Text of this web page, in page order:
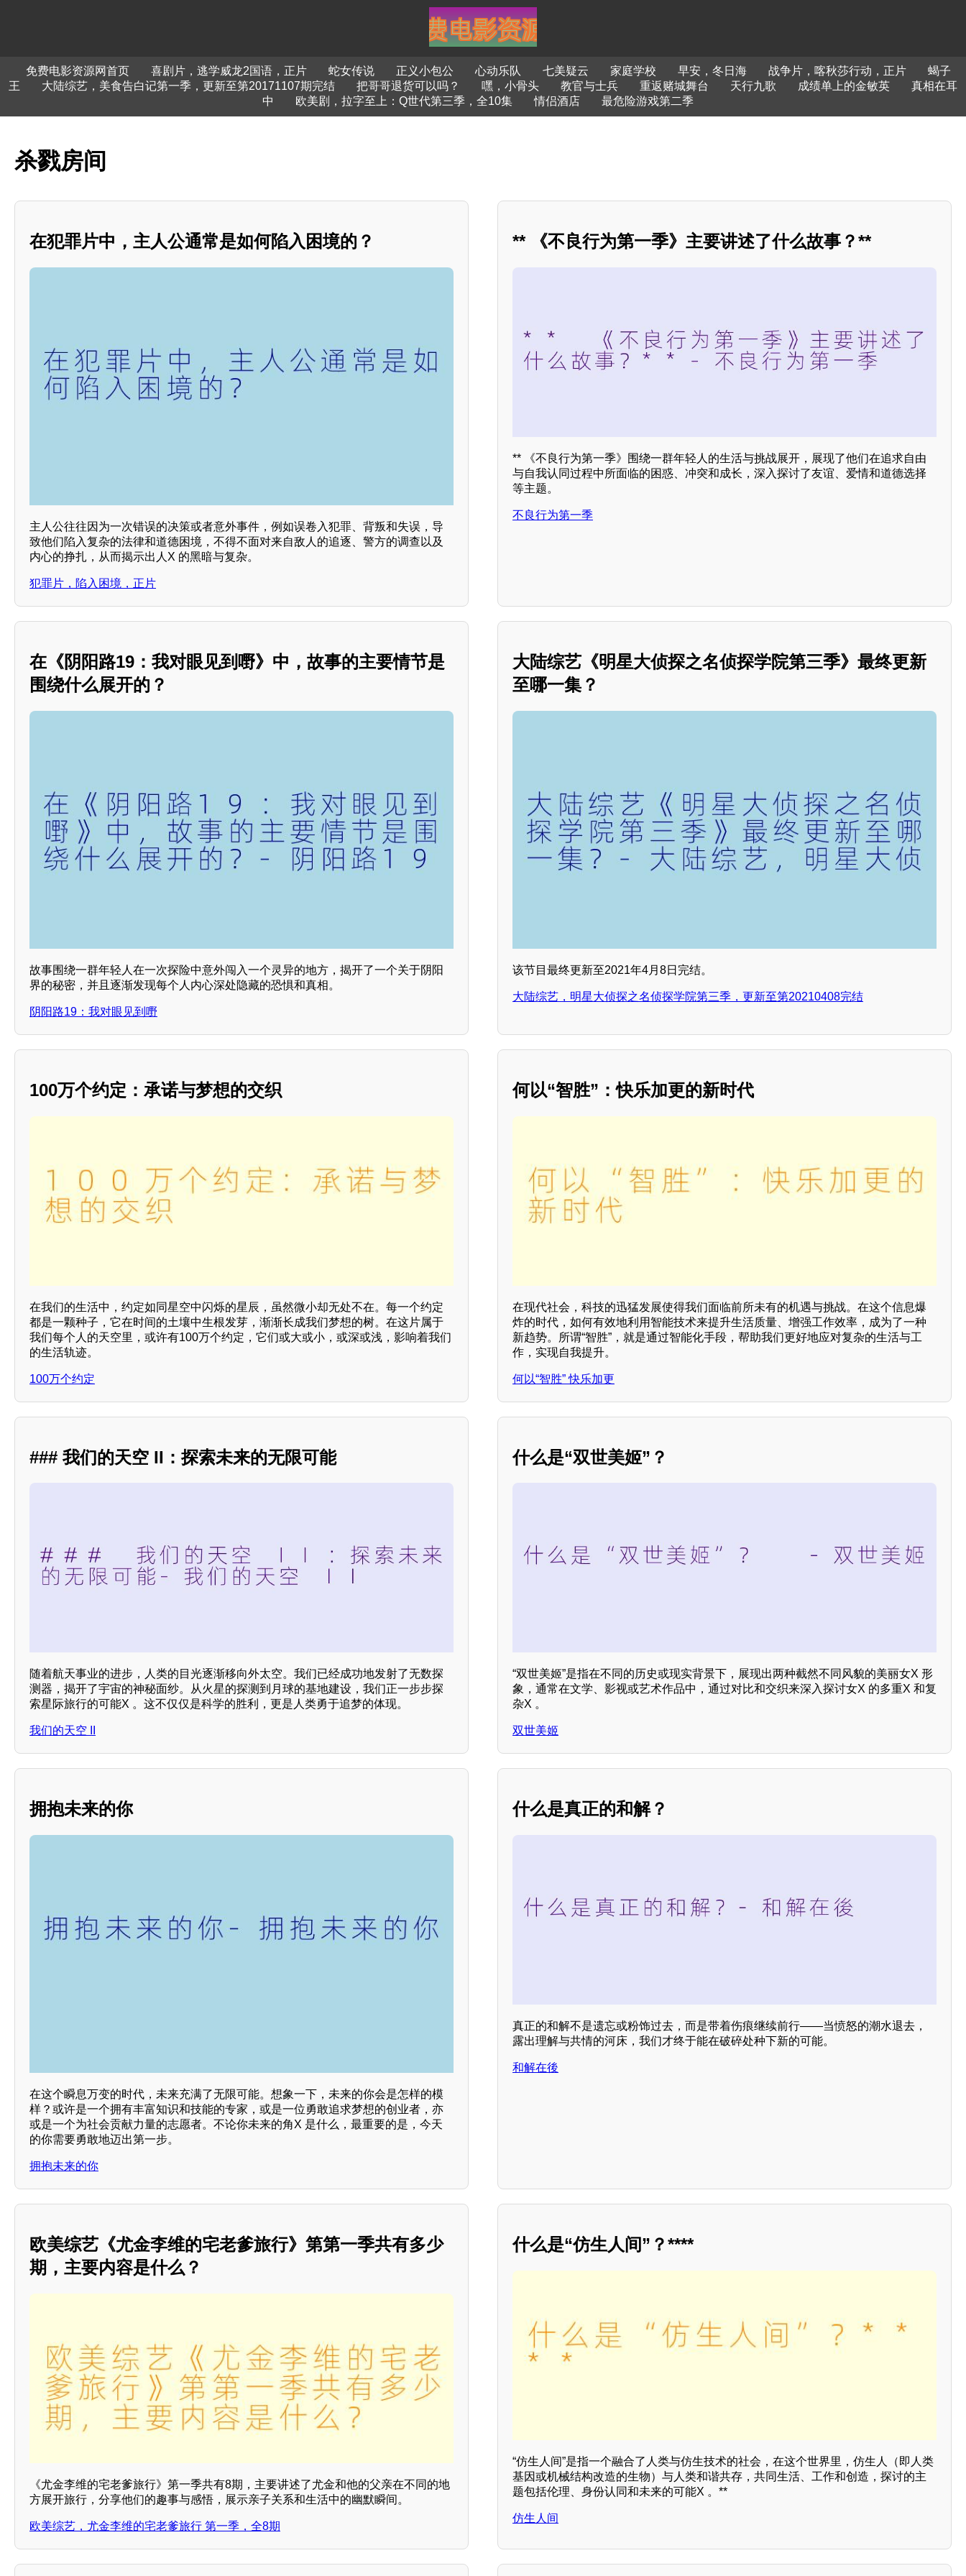
免费电影资源网首页 喜剧片，逃学威龙2国语，正片 蛇女传说 正义小包公 心动乐队 七美疑云 家庭学校 早安，冬日海 战争片，喀秋莎行动，正片
蝎子
王
大陆综艺，美食告白记第一季，更新至第20171107期完结 把哥哥退货可以吗？ 嘿，小骨头 教官与士兵 重返赌城舞台 天行九歌 成绩单上的金敏英
真相在耳
中
欧美剧，拉字至上：Q世代第三季，全10集 情侣酒店 最危险游戏第二季
杀戮房间
在犯罪片中，主人公通常是如何陷入困境的？
主人公往往因为一次错误的决策或者意外事件，例如误卷入犯罪、背叛和失误，导
致他们陷入复杂的法律和道德困境，不得不面对来自敌人的追逐、警方的调查以及
内心的挣扎，从而揭示出人X 的黑暗与复杂。
犯罪片，陷入困境，正片
** 《不良行为第一季》主要讲述了什么故事？**
** 《不良行为第一季》围绕一群年轻人的生活与挑战展开，展现了他们在追求自由
与自我认同过程中所面临的困惑、冲突和成长，深入探讨了友谊、爱情和道德选择
等主题。
不良行为第一季
在《阴阳路19：我对眼见到嘢》中，故事的主要情节是
围绕什么展开的？
故事围绕一群年轻人在一次探险中意外闯入一个灵异的地方，揭开了一个关于阴阳
界的秘密，并且逐渐发现每个人内心深处隐藏的恐惧和真相。
阴阳路19：我对眼见到嘢
大陆综艺《明星大侦探之名侦探学院第三季》最终更新
至哪一集？
该节目最终更新至2021年4月8日完结。
大陆综艺，明星大侦探之名侦探学院第三季，更新至第20210408完结
100万个约定：承诺与梦想的交织
在我们的生活中，约定如同星空中闪烁的星辰，虽然微小却无处不在。每一个约定
都是一颗种子，它在时间的土壤中生根发芽，渐渐长成我们梦想的树。在这片属于
我们每个人的天空里，或许有100万个约定，它们或大或小，或深或浅，影响着我们
的生活轨迹。
100万个约定
何以“智胜”：快乐加更的新时代
在现代社会，科技的迅猛发展使得我们面临前所未有的机遇与挑战。在这个信息爆
炸的时代，如何有效地利用智能技术来提升生活质量、增强工作效率，成为了一种
新趋势。所谓“智胜”，就是通过智能化手段，帮助我们更好地应对复杂的生活与工
作，实现自我提升。
何以“智胜” 快乐加更
### 我们的天空 II：探索未来的无限可能
随着航天事业的进步，人类的目光逐渐移向外太空。我们已经成功地发射了无数探
测器，揭开了宇宙的神秘面纱。从火星的探测到月球的基地建设，我们正一步步探
索星际旅行的可能X 。这不仅仅是科学的胜利，更是人类勇于追梦的体现。
我们的天空 II
什么是“双世美姬”？
“双世美姬”是指在不同的历史或现实背景下，展现出两种截然不同风貌的美丽女X 形
象，通常在文学、影视或艺术作品中，通过对比和交织来深入探讨女X 的多重X 和复
杂X 。
双世美姬
拥抱未来的你
在这个瞬息万变的时代，未来充满了无限可能。想象一下，未来的你会是怎样的模
样？或许是一个拥有丰富知识和技能的专家，或是一位勇敢追求梦想的创业者，亦
或是一个为社会贡献力量的志愿者。不论你未来的角X 是什么，最重要的是，今天
的你需要勇敢地迈出第一步。
拥抱未来的你
什么是真正的和解？
真正的和解不是遗忘或粉饰过去，而是带着伤痕继续前行——当愤怒的潮水退去，
露出理解与共情的河床，我们才终于能在破碎处种下新的可能。
和解在後
欧美综艺《尤金李维的宅老爹旅行》第第一季共有多少
期，主要内容是什么？
《尤金李维的宅老爹旅行》第一季共有8期，主要讲述了尤金和他的父亲在不同的地
方展开旅行，分享他们的趣事与感悟，展示亲子关系和生活中的幽默瞬间。
欧美综艺，尤金李维的宅老爹旅行 第一季，全8期
什么是“仿生人间”？****
“仿生人间”是指一个融合了人类与仿生技术的社会，在这个世界里，仿生人（即人类
基因或机械结构改造的生物）与人类和谐共存，共同生活、工作和创造，探讨的主
题包括伦理、身份认同和未来的可能X 。**
仿生人间